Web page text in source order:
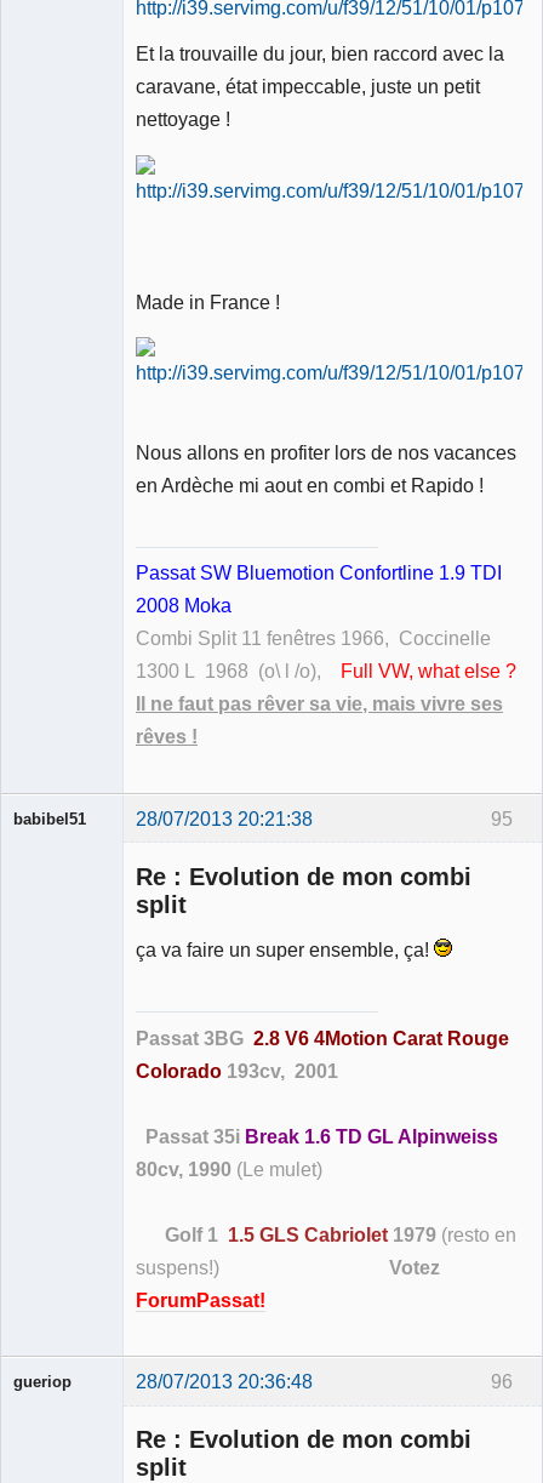
Et la trouvaille du jour, bien raccord avec la
caravane, état impeccable, juste un petit
nettoyage !
Made in France !
Nous allons en profiter lors de nos vacances
en Ardèche mi aout en combi et Rapido !
Passat SW Bluemotion Confortline 1.9 TDI
2008 Moka
Combi Split 11 fenêtres 1966, Coccinelle
1300 L 1968 (o\ l /o),
Full VW, what else ?
Il ne faut pas rêver sa vie, mais vivre ses
rêves !
95
babibel51 28/07/2013 20:21:38
Re : Evolution de mon combi
split
ça va faire un super ensemble, ça!
Passat 3BG 2.8 V6 4Motion Carat Rouge
Colorado 193cv, 2001
Passat 35i Break 1.6 TD GL Alpinweiss
80cv, 1990 (Le mulet)
Golf 1 1.5 GLS Cabriolet 1979 (resto en
suspens!) Votez
ForumPassat!
96
gueriop 28/07/2013 20:36:48
Re : Evolution de mon combi
split